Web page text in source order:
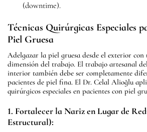
(downtime).
Técnicas Quirúrgicas Especiales
Piel Gruesa
Adelgazar la piel gruesa desde el exterior con
dimensión del trabajo. El trabajo artesanal
interior también debe ser completamente
pacientes de piel fina. El Dr. Celal Alioğlu
quirúrgicos especiales en pacientes con piel
1. Fortalecer la Nariz en Lugar de
Estructural):